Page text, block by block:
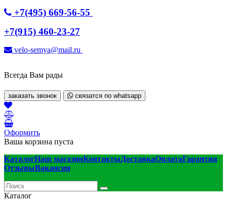
+7(495) 669-56-55
+7(915) 460-23-27
velo-semya@mail.ru
Всегда Вам рады
заказать звонок связатся по whatsapp
Оформить
Ваша корзина пуста
КаталогНаш магазинКонтактыДоставкаОплатаГарантия
ОтзывыВакансии
Каталог